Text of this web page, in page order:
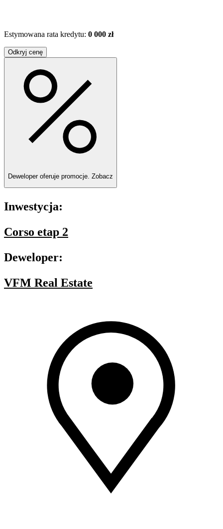
Estymowana rata kredytu: 0 000 zł
Odkryj cenę
Deweloper oferuje promocje. Zobacz
Inwestycja:
Corso etap 2
Deweloper:
VFM Real Estate